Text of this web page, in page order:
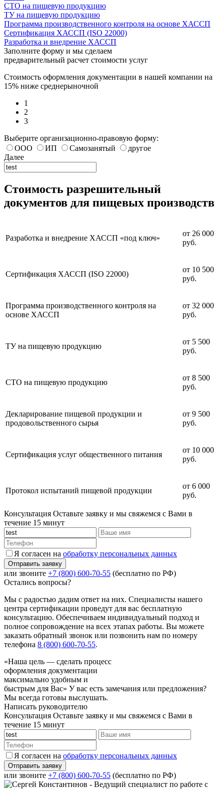
СТО на пищевую продукцию
ТУ на пищевую продукцию
Программа производственного контроля на основе ХАССП
Сертификация ХАССП (ISO 22000)
Разработка и внедрение ХАССП
Заполните форму и мы сделаем
предварительный расчет стоимости услуг
Стоимость оформления документации в нашей компании на
15% ниже среднерыночной
1
2
3
Выберите организационно-правовую форму:
ООО
ИП Самозанятый
другое
Далее
Стоимость разрешительный
документов для пищевых производств
Разработка и внедрение ХАССП «под ключ»
от 26 000
руб.
Сертификация ХАССП (ISO 22000)
от 10 500
руб.
Программа производственного контроля на
основе ХАССП
от 32 000
руб.
ТУ на пищевую продукцию
от 5 500
руб.
СТО на пищевую продукцию
от 8 500
руб.
Декларирование пищевой продукции и
продовольственного сырья
от 9 500
руб.
Сертификация услуг общественного питания
от 10 000
руб.
Протокол испытаний пищевой продукции
от 6 000
руб.
Консультация Оставьте заявку и мы свяжемся с Вами в
течение 15 минут
Я согласен на обработку персональных данных
или звоните +7 (800) 600-70-55 (бесплатно по РФ)
Остались вопросы?
Мы с радостью дадим ответ на них. Специалисты нашего
центра сертификации проведут для вас бесплатную
консультацию. Обеспечиваем индивидуальный подход и
полное сопровождение на всех этапах работы. Вы можете
заказать обратный звонок или позвонить нам по номеру
телефона 8 (800) 600-70-55.
«Наша цель — сделать процесс
оформления документации
максимально удобным и
быстрым для Вас» У вас есть замечания или предложения?
Мы всегда готовы выслушать.
Написать руководителю
Консультация Оставьте заявку и мы свяжемся с Вами в
течение 15 минут
Я согласен на обработку персональных данных
или звоните +7 (800) 600-70-55 (бесплатно по РФ)